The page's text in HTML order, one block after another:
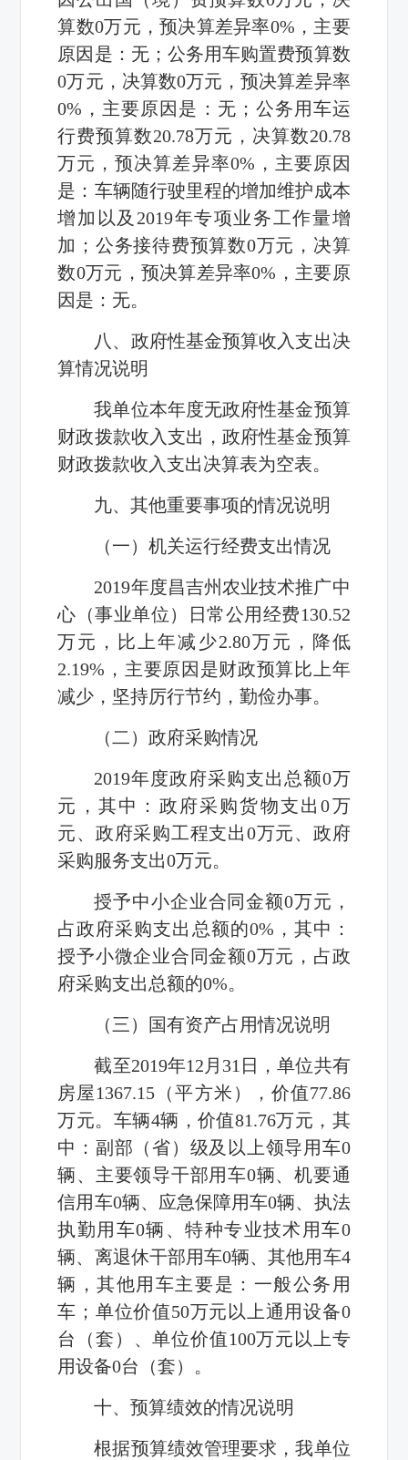
算数0万元，预决算差异率0%，主要
原因是：无； 公务用车购置费预算数
0万元，决算数0万元，预决算差异率
0%，主要原因是：无； 公务用车运
行费预算数20.78万元，决算数20.78
万元，预决算差异率0% ，主要原因
是： 车辆随行驶里程的增加维护成本
增加以及 2019年专项业务工作量增
加 ； 公务接待费预算数0万元，决算
数0万元，预决算差异率0%，主要原
因是：无。
八、政府性基金预算收入支出决
算情况说明
我单位本年度无政府性基金预算
财政拨款收入支出，政府性基金预算
财政拨款收入支出决算表为空表。
九、其他重要事项的情况说明
（一）机关运行经费支出情况
2019年度昌吉州农业技术推广中
心（事业单位）日常公用经费130.52
万元，比上年减少2.80万元，降低
2.19% ，主要原因是财政预算比上年
减少， 坚持厉行节约，勤俭办事。
（二）政府采购情况
2019年度政府采购支出总额0万
元，其中：政府采购货物支出0万
元、政府采购工程支出0万元、政府
采购服务支出0万元。
授予中小企业合同金额0万元，
占政府采购支出总额的0% ，其中：
授予小微企业合同金额0万元，占政
府采购支出总额的0%。
（三）国有资产占用情况说明
截至2019年12 月 31 日，单位共有
房屋1367.15 （平方米），价值77.86
万元。车辆4辆，价值81.76万元，其
中：副部（省）级及以上领导用车0
辆、主要领导干部用车0辆、机要通
信用车0辆、应急保障用车0辆、执法
执勤用车0辆、特种专业技术用车0
辆、离退休干部用车0辆、其他用车4
辆，其他用车主要是：一般公务用
车；单位价值50万元以上通用设备0
台（套）、单位价值100万元以上专
用设备0台（套）。
十、预算绩效的情况说明
根据预算绩效管理要求，我单位